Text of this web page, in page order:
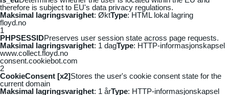
therefore is subject to EU's data privacy regulations.
Maksimal lagringsvarighet: ØktType: HTML lokal lagring
floyd.no
1
PHPSESSIDPreserves user session state across page requests.
Maksimal lagringsvarighet: 1 dagType: HTTP-informasjonskapsel
www.collect.floyd.no
consent.cookiebot.com
2
CookieConsent [x2]Stores the user's cookie consent state for the
current domain
Maksimal lagringsvarighet: 1 årType: HTTP-informasjonskapsel